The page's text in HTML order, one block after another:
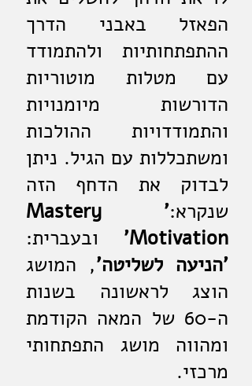
הפאזל באבני הדרך
ההתפתחותיות ולהתמודד
עם מטלות מוטוריות
הדורשות מיומנויות
והתמודדויות ההולכות
ומשתכללות עם הגיל. ניתן
לבדוק את הדחף הזה
שנקרא:
'Mastery
Motivation'
ובעברית:
'הניעה לשליטה', המושג
הוצג לראשונה בשנות
ה-60 של המאה הקודמת
ומהווה מושג התפתחותי
מרכזי.